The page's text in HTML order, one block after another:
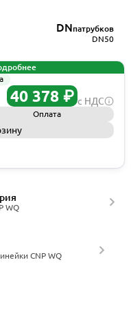
DNпатрубков
DN50
40 378 ₽ с НДС
Оплата
WQ
CNP WQ